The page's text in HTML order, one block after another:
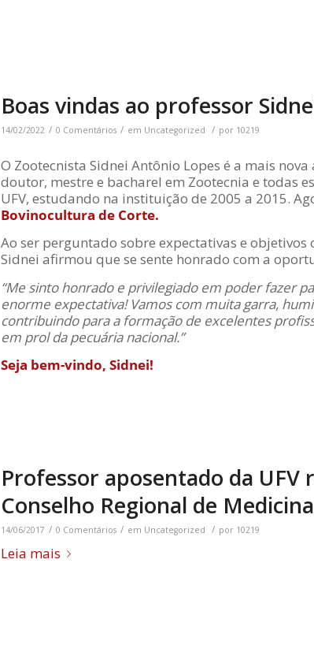
Boas vindas ao professor
14/02/2022 / 0 Comentários / em Uncategorized / por 10219
O Zootecnista Sidnei Antônio Lopes é a mais
doutor, mestre e bacharel em Zootecnia e todas
UFV, estudando na instituição de 2005 a 2015.
Bovinocultura de Corte.
Ao ser perguntado sobre expectativas e
Sidnei afirmou que se sente honrado com a
“Me sinto honrado e privilegiado em poder fazer
enorme expectativa! Vamos com muita garra,
contribuindo para a formação de excelentes
em prol da pecuária nacional.”
Seja bem-vindo, Sidnei!
Professor aposentado da UFV
Conselho Regional de
14/06/2017 / 0 Comentários / em Uncategorized / por 10219
Leia mais